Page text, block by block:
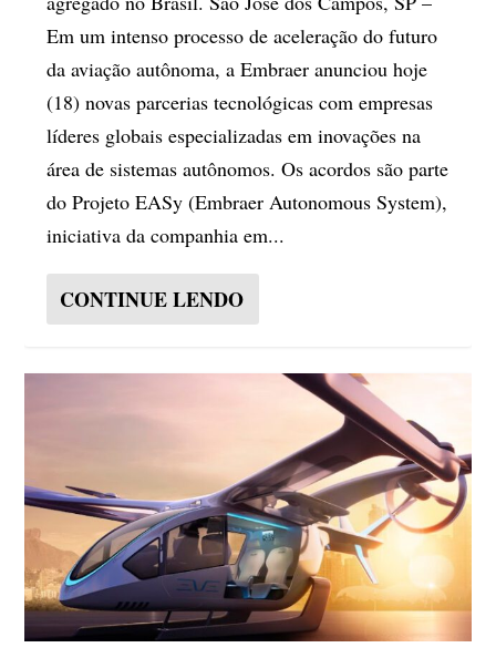
Em um intenso processo de aceleração do futuro
da aviação autônoma, a Embraer anunciou hoje
(18) novas parcerias tecnológicas com empresas
líderes globais especializadas em inovações na
área de sistemas autônomos. Os acordos são parte
do Projeto EASy (Embraer Autonomous System),
iniciativa da companhia em...
CONTINUE LENDO